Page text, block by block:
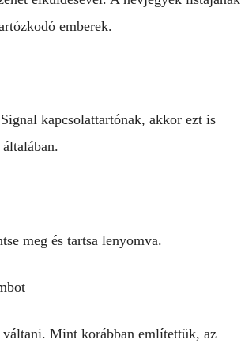
emberek.
kapcsolattartónak, akkor ezt is
meg és tartsa lenyomva.
Mint korábban említettük, az